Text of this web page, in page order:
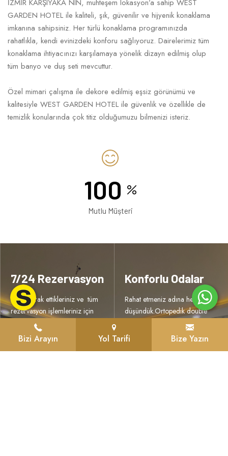
İZMİR KARŞIYAKA NIN, muhteşem lokasyon’a sahip WEST
GARDEN HOTEL ile kaliteli, şık, güvenilir ve hijyenik konaklama
imkanına sahipsiniz. Her türlü konaklama programınızda
rahatlıkla, kendi evinizdeki konforu sağlıyoruz. Dairelerimiz tüm
konaklama ihtiyacınızı karşılamaya yönelik dizayn edilmiş olup
tüm banyo ve duş seti mevcuttur.
Özel mimari çalışma ile dekore edilmiş eşsiz görünümü ve
kalitesiyle WEST GARDEN HOTEL ile güvenlik ve özellikle de
temizlik konularında çok titiz olduğumuzu bilmenizi isteriz.
100
Mutlu Müşteri
7/24 Rezervasyon
Bize merak ettikleriniz ve tüm
rezervasyon işlemleriniz için
7/24 ulaşabilirsiniz. West
Garden Hotel olarak daima
yanınızdayız.
Konforlu Odalar
Rahat etmeniz adına herşeyi
düşündük.Ortopedik double
yataklar, 1.Sınıf nevresim ve
%100 Pamuklu havlular
Bizi Arayın Yol Tarifi Bize Yazın